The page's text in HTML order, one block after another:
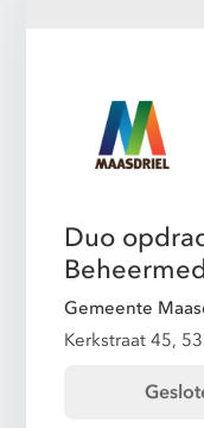
Duo
Gemeente
Kerkstraat 45,